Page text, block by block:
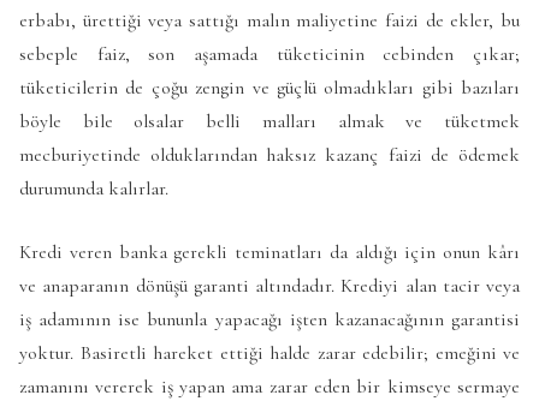
erbabı, ürettiği veya sattığı malın maliyetine faizi de ekler, bu
sebeple faiz, son aşamada tüketicinin cebinden çıkar;
tüketicilerin de çoğu zengin ve güçlü olmadıkları gibi bazıları
böyle bile olsalar belli malları almak ve tüketmek
mecburiyetinde olduklarından haksız kazanç faizi de ödemek
durumunda kalırlar.
Kredi veren banka gerekli teminatları da aldığı için onun kârı
ve anaparanın dönüşü garanti altındadır. Krediyi alan tacir veya
iş adamının ise bununla yapacağı işten kazanacağının garantisi
yoktur. Basiretli hareket ettiği halde zarar edebilir; emeğini ve
zamanını vererek iş yapan ama zarar eden bir kimseye sermaye